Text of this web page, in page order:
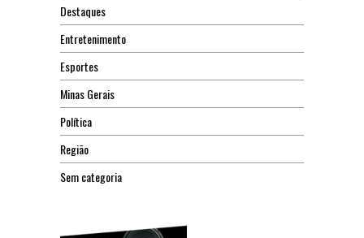
Destaques
Entretenimento
Esportes
Minas Gerais
Política
Região
Sem categoria